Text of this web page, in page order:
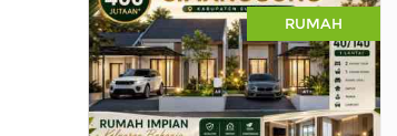
RUMAH